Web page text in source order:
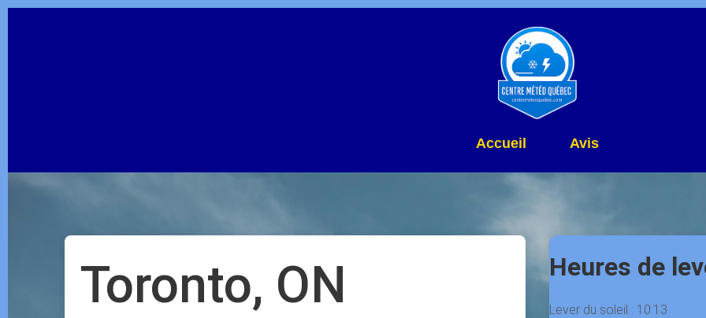
Accueil Avis
Toronto, ON Heures de
Lever du soleil : 10:13